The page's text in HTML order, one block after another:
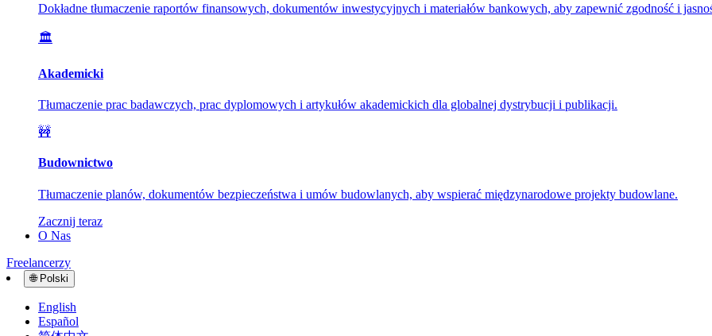
Dokładne tłumaczenie raportów finansowych, dokumentów inwestycyjnych i materiałów bankowych, aby zapewnić zgodność i
🏛️
Akademicki
Tłumaczenie prac badawczych, prac dyplomowych i artykułów akademickich dla globalnej dystrybucji i publikacji.
🚧
Budownictwo
Tłumaczenie planów, dokumentów bezpieczeństwa i umów budowlanych, aby wspierać międzynarodowe projekty budowlane.
Zacznij teraz
O Nas
Freelancerzy
🌐 Polski
English
Español